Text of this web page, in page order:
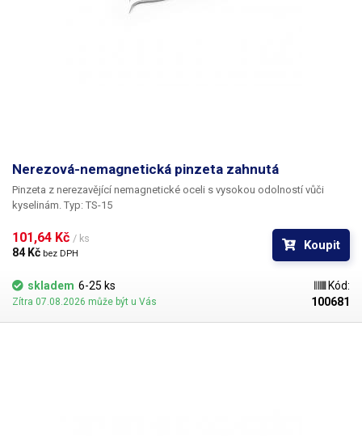
Nerezová-nemagnetická pinzeta zahnutá
Pinzeta z nerezavějící nemagnetické oceli s vysokou odolností vůči
kyselinám. Typ: TS-15
101,64 Kč / ks
84 Kč bez DPH
Koupit
skladem 6-25 ks
Zítra 07.08.2026 může být u Vás
Kód:
100681